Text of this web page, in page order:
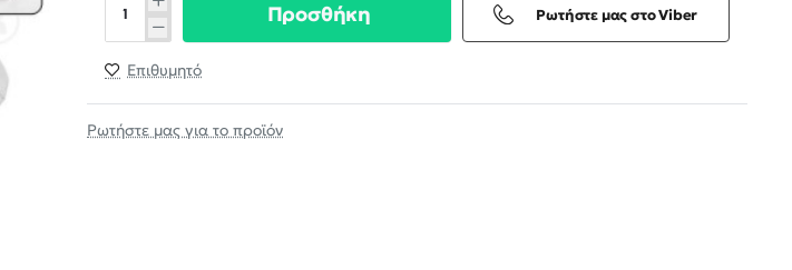
Προσθήκη Ρωτήστε μας στο Viber
Επιθυμητό
Ρωτήστε μας για το προϊόν